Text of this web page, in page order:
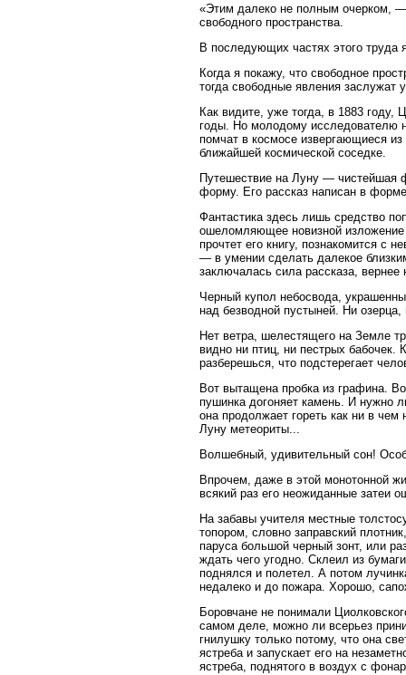
«Этим далеко не полным очерком,
свободного пространства.
В последующих частях этого труда
Когда я покажу, что свободное
тогда свободные явления заслужат
Как видите, уже тогда, в 1883
годы. Но молодому исследователю
помчат в космосе извергающиеся
ближайшей космической соседке.
Путешествие на Луну — чистейшая
форму. Его рассказ написан в
Фантастика здесь лишь средство
ошеломляющее новизной изложение
прочтет его книгу, познакомится
— в умении сделать далекое
заключалась сила рассказа,
Черный купол небосвода,
над безводной пустыней. Ни
Нет ветра, шелестящего на Земле
видно ни птиц, ни пестрых бабочек.
разберешься, что подстерегает
Вот вытащена пробка из графина.
пушинка догоняет камень. И нужно
она продолжает гореть как ни в
Луну метеориты...
Волшебный, удивительный сон!
Впрочем, даже в этой монотонной
всякий раз его неожиданные затеи
На забавы учителя местные
топором, словно заправский
паруса большой черный зонт, или
ждать чего угодно. Склеил из
поднялся и полетел. А потом
недалеко и до пожара. Хорошо,
Боровчане не понимали
самом деле, можно ли всерьез
гнилушку только потому, что она
ястреба и запускает его на
ястреба, поднятого в воздух с